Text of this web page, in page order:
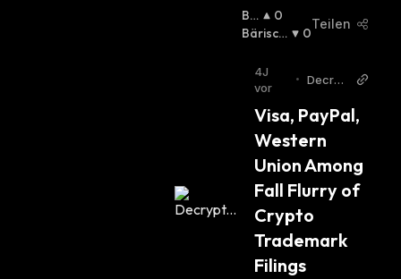
Bu
Llis
0
Bärisch
0
Teilen
4J
vor
• Decryp
Visa, PayPal,
Western
Union Among
Fall Flurry of
Crypto
Trademark
Filings